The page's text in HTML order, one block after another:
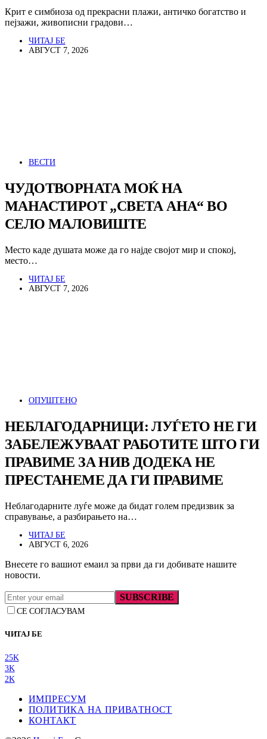
Крит е симбиоза од прекрасни плажи, античко богатство и
пејзажи, живописни градови…
ЧИТАЈ БЕ
АВГУСТ 7, 2026
ВЕСТИ
ЧУДОТВОРНАТА МОЌ НА
МАНАСТИРОТ „СВЕТА АНА“ ВО
СЕЛО МАЛОВИШТЕ
Место каде душата може да го најде својот мир и спокој,
место…
ЧИТАЈ БЕ
АВГУСТ 7, 2026
ОПУШТЕНО
НЕБЛАГОДАРНИЦИ: ЛУЃЕТО НЕ ГИ
ЗАБЕЛЕЖУВААТ РАБОТИТЕ ШТО ГИ
ПРАВИМЕ ЗА НИВ ДОДЕКА НЕ
ПРЕСТАНЕМЕ ДА ГИ ПРАВИМЕ
Неблагодарните луѓе може да бидат голем предизвик за
справување, а разбирањето на…
ЧИТАЈ БЕ
АВГУСТ 6, 2026
Внесете го вашиот емаил за први да ги добивате нашите
новости.
SUBSCRIBE
СЕ СОГЛАСУВАМ
ЧИТАЈ БЕ
25K
3K
2K
ИМПРЕСУМ
ПОЛИТИКА НА ПРИВАТНОСТ
КОНТАКТ